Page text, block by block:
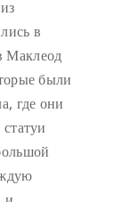
в
Маклеод
были
где они